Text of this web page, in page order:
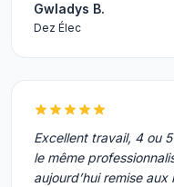
Gwladys B.
Dez Élec
Excellent travail, 4 ou
le même
aujourd’hui remise